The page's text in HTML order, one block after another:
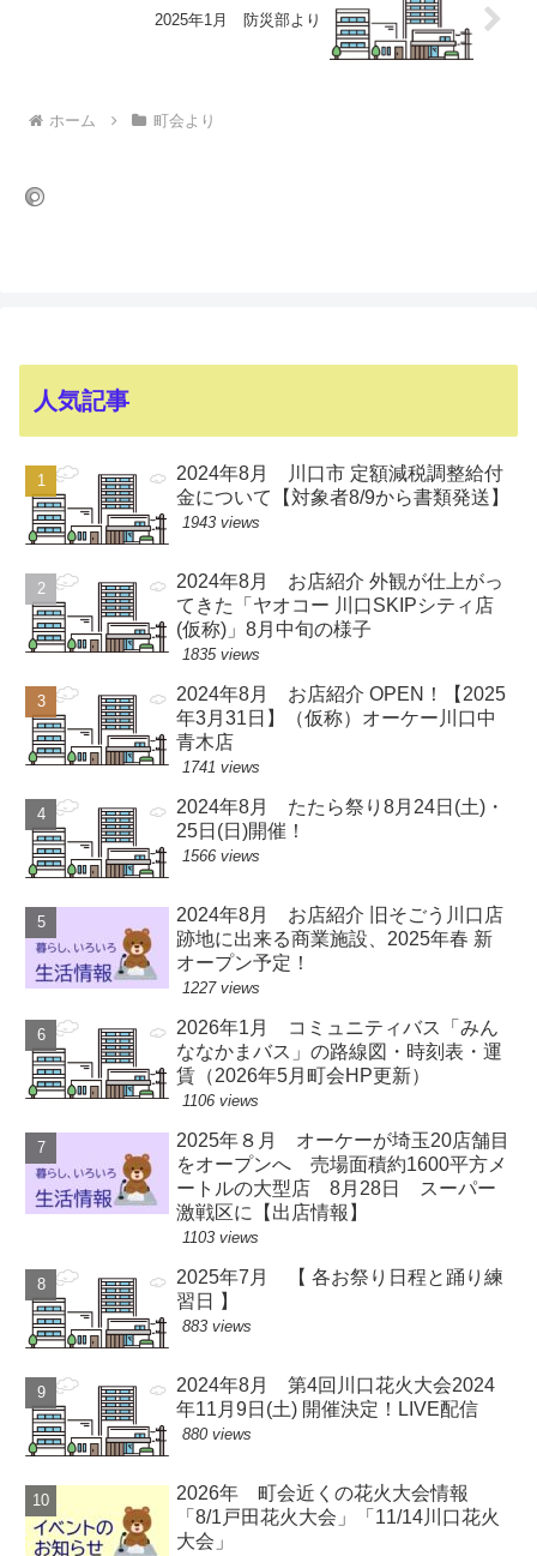
2025年1月 防災部より
ホーム 町会より
人気記事
2024年8月 川口市 定額減税調整給付
金について【対象者8/9から書類発送】
1943 views
2024年8月 お店紹介 外観が仕上がっ
てきた「ヤオコー 川口SKIPシティ店
(仮称)」8月中旬の様子
1835 views
2024年8月 お店紹介 OPEN！【2025
年3月31日】（仮称）オーケー川口中
青木店
1741 views
2024年8月 たたら祭り8月24日(土)・
25日(日)開催！
1566 views
2024年8月 お店紹介 旧そごう川口店
跡地に出来る商業施設、2025年春 新
オープン予定！
1227 views
2026年1月 コミュニティバス「みん
ななかまバス」の路線図・時刻表・運
賃（2026年5月町会HP更新）
1106 views
2025年８月 オーケーが埼玉20店舗目
をオープンへ 売場面積約1600平方メ
ートルの大型店 8月28日 スーパー
激戦区に【出店情報】
1103 views
2025年7月 【 各お祭り日程と踊り練
習日 】
883 views
2024年8月 第4回川口花火大会2024
年11月9日(土) 開催決定！LIVE配信
880 views
2026年 町会近くの花火大会情報
「8/1戸田花火大会」「11/14川口花火
大会」